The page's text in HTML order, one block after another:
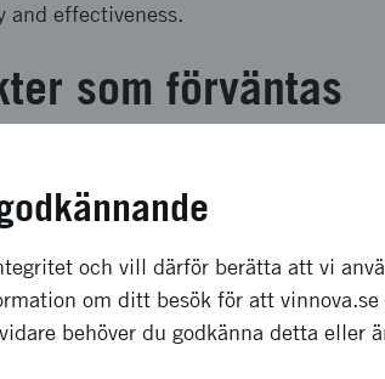
and effectiveness.
som förväntas
were disseminated through 4
a ready-to-use by industry tool
intended to meet the needs of
ourselves as a national research
systems and an attractive partner
och vill därför berätta att vi
om ditt besök för att vinnova.se
behöver du godkänna detta eller